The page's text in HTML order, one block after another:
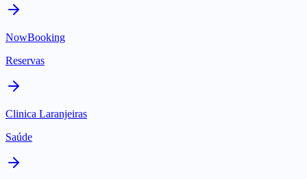
NowBooking
Reservas
Clinica Laranjeiras
Saúde